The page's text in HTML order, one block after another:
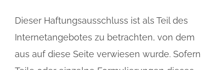
Dieser Haftungsausschluss ist als Teil des
Internetangebotes zu betrachten, von dem
aus auf diese Seite verwiesen wurde. Sofern